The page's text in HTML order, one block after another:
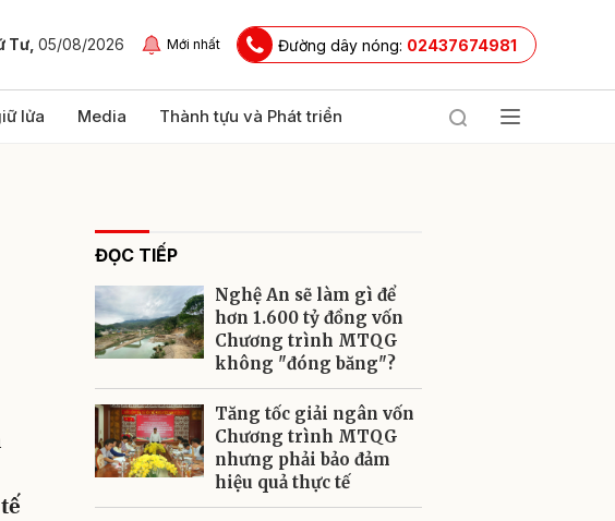
Tư, 05/08/2026 Mới nhất Đường dây nóng: 02437674981
lửa Media Thành tựu và Phát triển
ĐỌC TIẾP
Nghệ An sẽ làm gì để
hơn 1.600 tỷ đồng vốn
Chương trình MTQG
không "đóng băng"?
Tăng tốc giải ngân vốn
Chương trình MTQG
nhưng phải bảo đảm
hiệu quả thực tế
Gửi